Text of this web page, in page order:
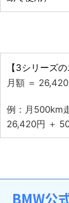
【3シリーズ
月額 ＝
例：月500km
26,420円 ＋
BMW公